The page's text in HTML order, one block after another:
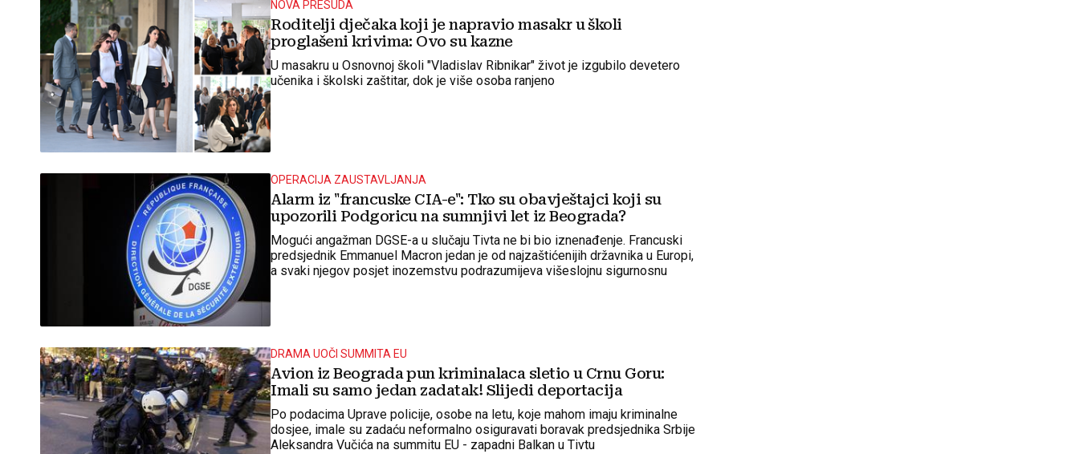
NOVA PRESUDA
Roditelji dječaka koji je napravio masakr u školi
proglašeni krivima: Ovo su kazne
U masakru u Osnovnoj školi "Vladislav Ribnikar" život je izgubilo devetero
učenika i školski zaštitar, dok je više osoba ranjeno
OPERACIJA ZAUSTAVLJANJA
Alarm iz "francuske CIA-e": Tko su obavještajci koji su
upozorili Podgoricu na sumnjivi let iz Beograda?
Mogući angažman DGSE-a u slučaju Tivta ne bi bio iznenađenje. Francuski
predsjednik Emmanuel Macron jedan je od najzaštićenijih državnika u Europi,
a svaki njegov posjet inozemstvu podrazumijeva višeslojnu sigurnosnu
DRAMA UOČI SUMMITA EU
Avion iz Beograda pun kriminalaca sletio u Crnu Goru:
Imali su samo jedan zadatak! Slijedi deportacija
Po podacima Uprave policije, osobe na letu, koje mahom imaju kriminalne
dosjee, imale su zadaću neformalno osiguravati boravak predsjednika Srbije
Aleksandra Vučića na summitu EU - zapadni Balkan u Tivtu